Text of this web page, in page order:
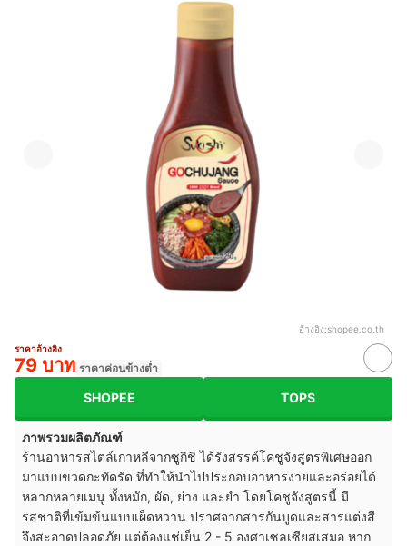
อ้างอิง:shopee.co.th
ราคาอ้างอิง
79 บาท ราคาค่อนข้างต่ำ
SHOPEE TOPS
ภาพรวมผลิตภัณฑ์
ร้านอาหารสไตล์เกาหลีจากซูกิชิ ได้รังสรรค์โคชูจังสูตรพิเศษออก
มาแบบขวดกะทัดรัด ที่ทำให้นำไปประกอบอาหารง่ายและอร่อยได้
หลากหลายเมนู ทั้งหมัก, ผัด, ย่าง และยำ โดยโคชูจังสูตรนี้ มี
รสชาติที่เข้มข้นแบบเผ็ดหวาน ปราศจากสารกันบูดและสารแต่งสี
จึงสะอาดปลอดภัย แต่ต้องแช่เย็น 2 - 5 องศาเซลเซียสเสมอ หาก